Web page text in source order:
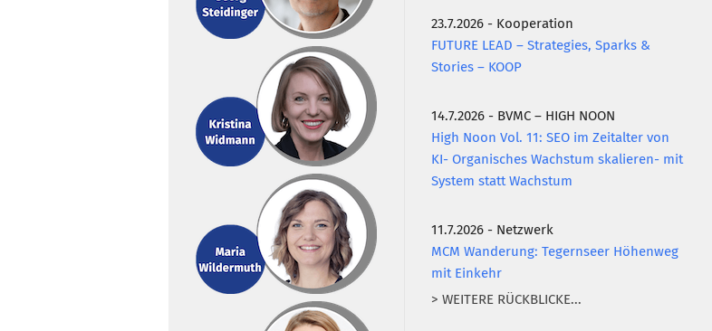
23.7.2026 - Kooperation
FUTURE LEAD – Strategies, Sparks &
Stories – KOOP
14.7.2026 - BVMC – HIGH NOON
High Noon Vol. 11: SEO im Zeitalter von
KI- Organisches Wachstum skalieren- mit
System statt Wachstum
11.7.2026 - Netzwerk
MCM Wanderung: Tegernseer Höhenweg
mit Einkehr
> WEITERE RÜCKBLICKE...